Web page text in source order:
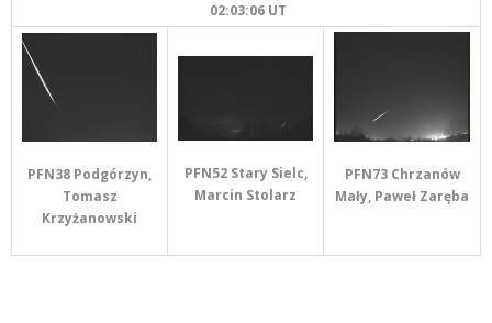
02:03:06 UT
PFN38 Podgórzyn,
Tomasz
Krzyżanowski
PFN52 Stary Sielc,
Marcin Stolarz
PFN73 Chrzanów
Mały, Paweł Zaręba